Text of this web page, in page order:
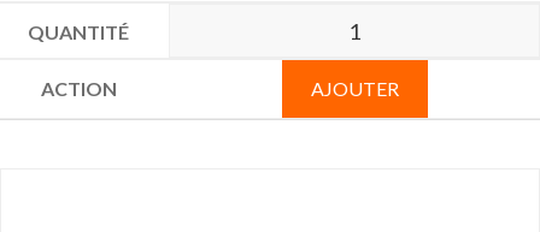
AJOUTER